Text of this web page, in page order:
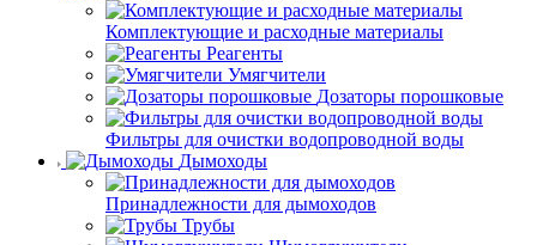
Комплектующие и расходные материалы
Реагенты
Умягчители
Дозаторы порошковые
Фильтры для очистки водопроводной воды
Дымоходы
Принадлежности для дымоходов
Трубы